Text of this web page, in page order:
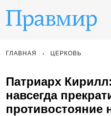
ГЛАВНАЯ ЦЕРКОВЬ
Патриарх
навсегда
противостояние